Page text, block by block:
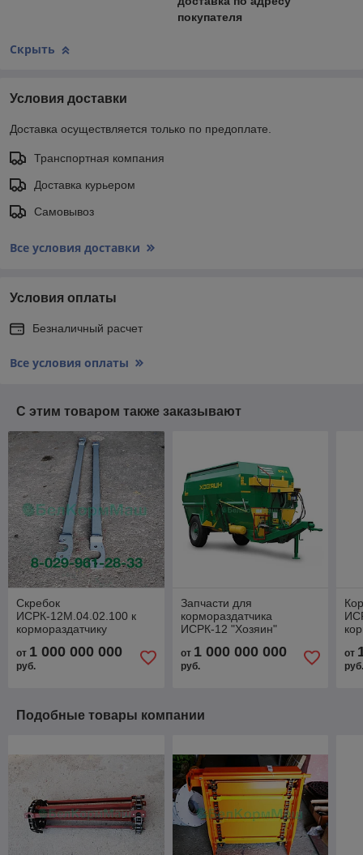
покупателя
Скрыть
Условия доставки
Доставка осуществляется только по предоплате.
Транспортная компания
Доставка курьером
Самовывоз
Все условия доставки
Условия оплаты
Безналичный расчет
Все условия оплаты
С этим товаром также заказывают
Скребок
ИСРК-12М.04.02.100 к
кормораздатчику
от 1 000 000 000
руб.
Запчасти для
кормораздатчика
ИСРК-12 "Хозяин"
от 1 000 000 000
руб.
от
Подобные товары компании